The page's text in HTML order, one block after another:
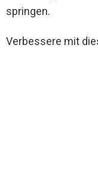
springen.
Verbessere mit